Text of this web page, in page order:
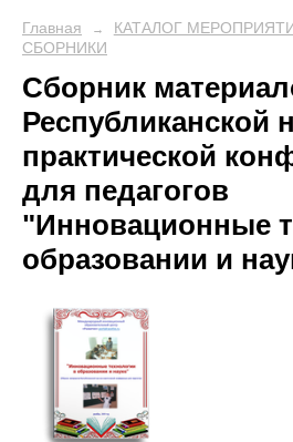
Главная → КАТАЛОГ
СБОРНИКИ
Сборник
Республиканской
практической
для педагогов
"Инновационные
образовании и